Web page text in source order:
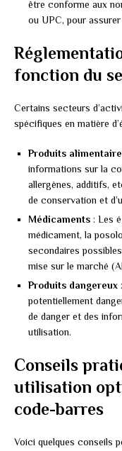
être conforme aux
ou UPC, pour
fonction du
Certains secteurs
spécifiques en matière
Produits
informations sur la
allergènes, additifs,
de conservation et
Médicaments : Les
médicament, la
secondaires
mise sur le marché
Produits dangereux
potentiellement
de danger et des
utilisation.
Conseils
utilisation
code-barres
Voici quelques conseils